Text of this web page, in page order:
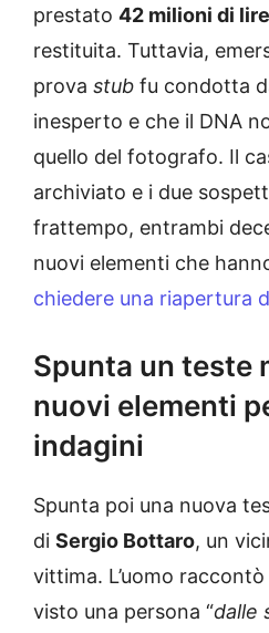
prestato 42 milioni di lire
restituita. Tuttavia,
prova stub fu condotta
inesperto e che il DNA
quello del fotografo. Il
archiviato e i due
frattempo, entrambi
nuovi elementi che
chiedere una riapertura
Spunta un teste
nuovi elementi
indagini
Spunta poi una nuova
di Sergio Bottaro, un
vittima. L’uomo raccontò
visto una persona “dalle